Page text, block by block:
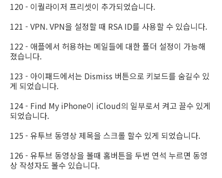
120 - 이퀄라이저 프리셋이 추가되었습니다.
121 - VPN. VPN을 설정할 때 RSA ID를 사용할 수 있습니다.
122 - 애플에서 허용하는 메일들에 대한 폴더 설정이 가능해
졌습니다.
123 - 아이패드에서는 Dismiss 버튼으로 키보드를 숨길수 있
게 되었습니다.
124 - Find My iPhone이 iCloud의 일부로서 켜고 끌수 있게
되었습니다.
125 - 유투브 동영상 제목을 스크롤 할수 있게 되었습니다.
126 - 유투브 동영상을 볼때 홈버튼을 두번 연석 누르면 동영
상 작성자도 볼수 있습니다.